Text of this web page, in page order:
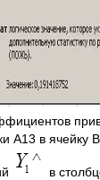
А13 в ячейку
в